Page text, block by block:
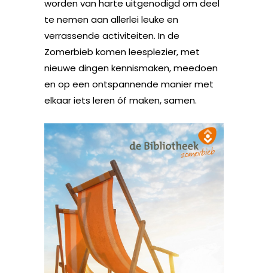
worden van harte uitgenodigd om deel
te nemen aan allerlei leuke en
verrassende activiteiten. In de
Zomerbieb komen leesplezier, met
nieuwe dingen kennismaken, meedoen
en op een ontspannende manier met
elkaar iets leren óf maken, samen.